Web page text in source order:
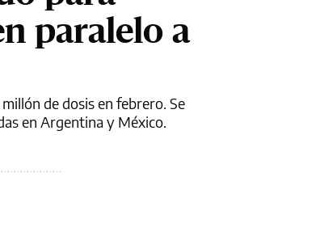
paralelo a
de dosis en febrero. Se
en Argentina y México.